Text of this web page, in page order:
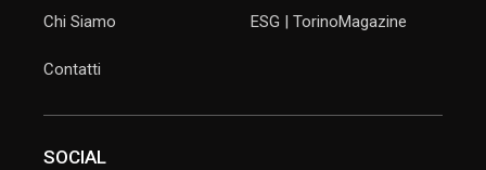
Chi Siamo
Contatti
ESG | TorinoMagazine
SOCIAL